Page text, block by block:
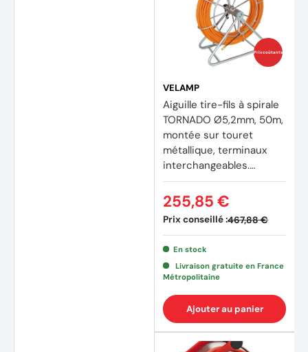
Prix coûtants
VELAMP
Aiguille tire-fils à spirale
TORNADO Ø5,2mm, 50m,
montée sur touret
métallique, terminaux
interchangeables.
Orange TECNID -
VELAMP - STOA5-050
Prix conseillé :467,88 €
255,85 €
En stock
Livraison gratuite en France
Métropolitaine
Ajouter au panier